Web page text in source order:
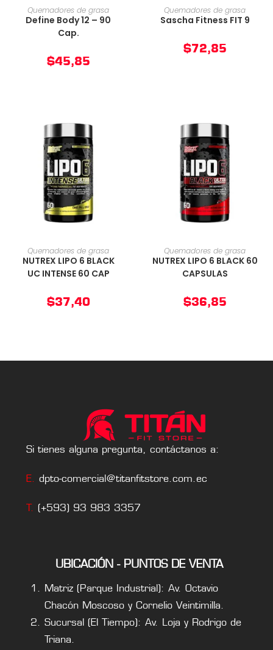
AÑADIR AL CARRITO
Quemadores de grasa
Define Body 12 – 90
Cap.
$45,85
AÑADIR AL CARRITO
Quemadores de grasa
Sascha Fitness FIT 9
$72,85
AÑADIR AL CARRITO
Quemadores de grasa
NUTREX LIPO 6 BLACK
UC INTENSE 60 CAP
$37,40
AÑADIR AL CARRITO
Quemadores de grasa
NUTREX LIPO 6 BLACK 60
CAPSULAS
$36,85
Si tienes alguna pregunta, contáctanos a:
E. dpto-comercial@titanfitstore.com.ec
T. (+593) 93 983 3357
UBICACIÓN - PUNTOS DE VENTA
Matriz (Parque Industrial): Av. Octavio
Chacón Moscoso y Cornelio Veintimilla.
Sucursal (El Tiempo): Av. Loja y Rodrigo de
Triana.